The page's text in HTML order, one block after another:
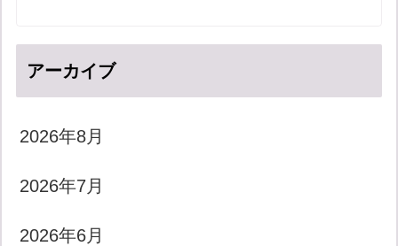
アーカイブ
2026年8月
2026年7月
2026年6月